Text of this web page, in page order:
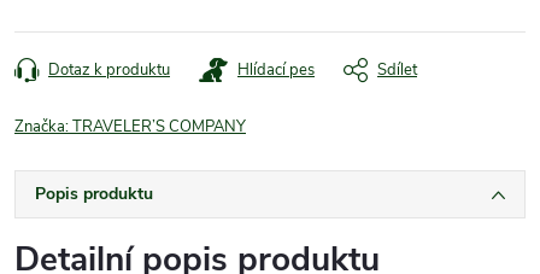
cena:
Dotaz k produktu Hlídací pes Sdílet
Značka:TRAVELER’S COMPANY
Popis produktu
Detailní popis produktu